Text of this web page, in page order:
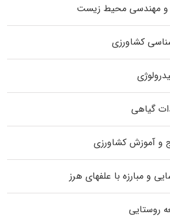
و مهندسی محیط زیست
کشاورزی
گیاهی
و آموزش کشاورزی
و مبارزه با علفهای هرز
روستایی